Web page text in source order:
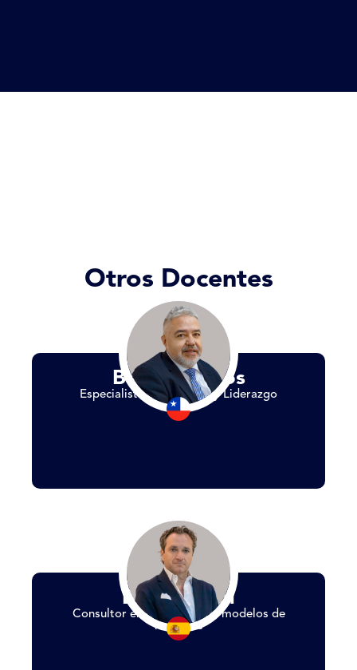
Otros Docentes
Benito Barros
Especialista en Finanzas y Liderazgo
Bruno Pujol
Consultor en desarrollo de modelos de
negocios